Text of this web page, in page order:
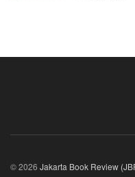
© 2026 Jakarta Book Review